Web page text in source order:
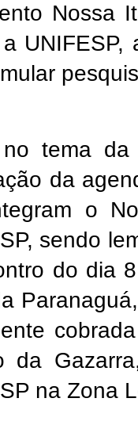
Nossa
tema da
da
o
sendo
do dia
da
na Zona